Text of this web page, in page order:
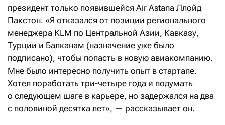
президент только появившейся Air Astana Ллойд
Пакстон. «Я отказался от позиции регионального
менеджера KLM по Центральной Азии, Кавказу,
Турции и Балканам (назначение уже было
подписано), чтобы попасть в новую авиакомпанию.
Мне было интересно получить опыт в стартапе.
Хотел поработать три-четыре года и подумать
о следующем шаге в карьере, но задержался на два
с половиной десятка лет», — рассказывает он.